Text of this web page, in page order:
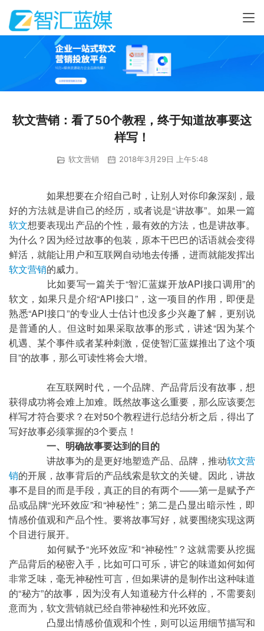
软文营销：看了50个教程，终于知道故事要这
样写！
软文营销 2018年3月29日 上午5:48
	如果想要在介绍自己时，让别人对你印象深刻，最
好的方法就是讲自己的经历，或者说是“讲故事”。如果一篇
软文想要表现出产品的个性，最有效的方法，也是讲故事。
为什么？因为经过故事的包装，原本干巴巴的话语就会变得
鲜活，就能让用户和互联网自动地去传播，进而就能发挥出
软文营销的威力。
软文，如果只是介绍“API接口”，这一项目的作用，即便是
熟悉“API接口”的专业人士估计也没多少兴趣了解，更别说
是普通的人。但这时如果采取故事的形式，讲述“因为某个
机遇、某个事件或者某种刺激，促使智汇蓝媒推出了这个项
目”的故事，那么可读性将会大增。
	在互联网时代，一个品牌、产品背后没有故事，想
获得成功将会难上加难。既然故事这么重要，那么应该要怎
样写才符合要求？在对50个教程进行总结分析之后，得出了
写好故事必须掌握的3个要点！
一、明确故事要达到的目的
	讲故事为的是更好地塑造产品、品牌，推动
软文营
销的开展，故事背后的产品线索是软文的关键。因此，讲故
事不是目的而是手段，真正的目的有两个——第一是赋予产
品或品牌“光环效应”和“神秘性”；第二是凸显出暗示性，即
情感价值观和产品个性。要将故事写好，就要围绕实现这两
个目进行展开。
产品背后的秘密入手，比如可口可乐，讲它的味道如何如何
非常乏味，毫无神秘性可言，但如果讲的是制作出这种味道
的“秘方”的故事，因为没有人知道秘方什么样的，不需要刻
意而为，软文营销就已经自带神秘性和光环效应。